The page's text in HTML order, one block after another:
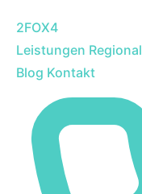
2FOX4
Leistungen Regional
Blog Kontakt